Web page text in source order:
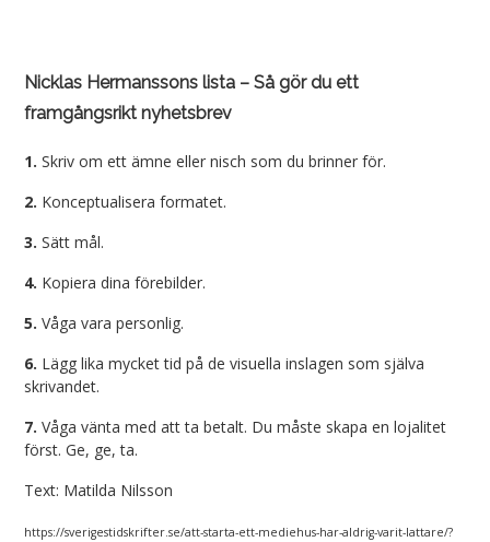
Nicklas Hermanssons lista – Så gör du ett
framgångsrikt nyhetsbrev
1. Skriv om ett ämne eller nisch som du brinner för.
2. Konceptualisera formatet.
3. Sätt mål.
4. Kopiera dina förebilder.
5. Våga vara personlig.
6. Lägg lika mycket tid på de visuella inslagen som själva
skrivandet.
7. Våga vänta med att ta betalt. Du måste skapa en lojalitet
först. Ge, ge, ta.
Text: Matilda Nilsson
https://sverigestidskrifter.se/att-starta-ett-mediehus-har-aldrig-varit-lattare/?